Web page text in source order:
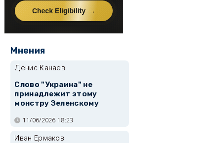
Мнения
Денис Канаев
Слово "Украина" не
принадлежит этому
монстру Зеленскому
11/06/2026 18:23
Иван Ермаков